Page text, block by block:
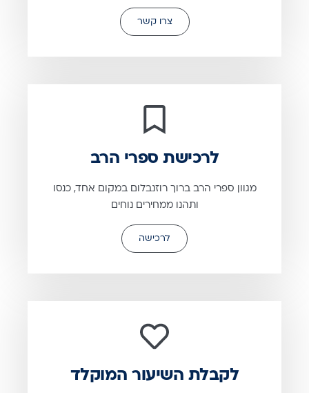
צרו קשר
לרכישת ספרי הרב
מגוון ספרי הרב ברוך רוזנבלום במקום אחד, כנסו
ותהנו ממחירים נוחים
לרכישה
לקבלת השיעור המוקלד